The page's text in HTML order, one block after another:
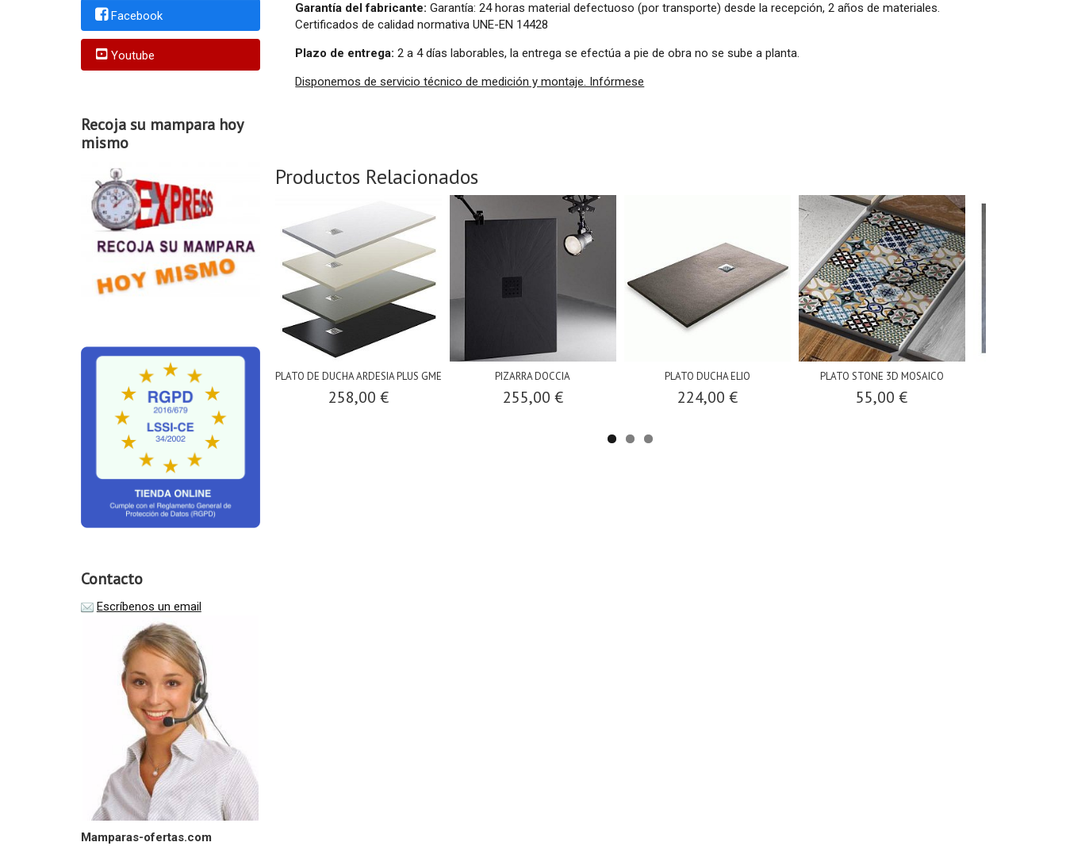
Facebook
Youtube
Recoja su mampara hoy
mismo
Contacto
Escríbenos un email
Mamparas-ofertas.com
Garantía del fabricante: Garantía: 24 horas material defectuoso (por transporte) desde la recepción, 2 años de materiales.
Certificados de calidad normativa UNE-EN 14428
Plazo de entrega: 2 a 4 días laborables, la entrega se efectúa a pie de obra no se sube a planta.
Disponemos de servicio técnico de medición y montaje. Infórmese
Productos Relacionados
PLATO DE DUCHA ARDESIA PLUS GME
258,00 €
PIZARRA DOCCIA
255,00 €
PLATO DUCHA ELIO
224,00 €
PLATO STONE 3D MOSAICO
55,00 €